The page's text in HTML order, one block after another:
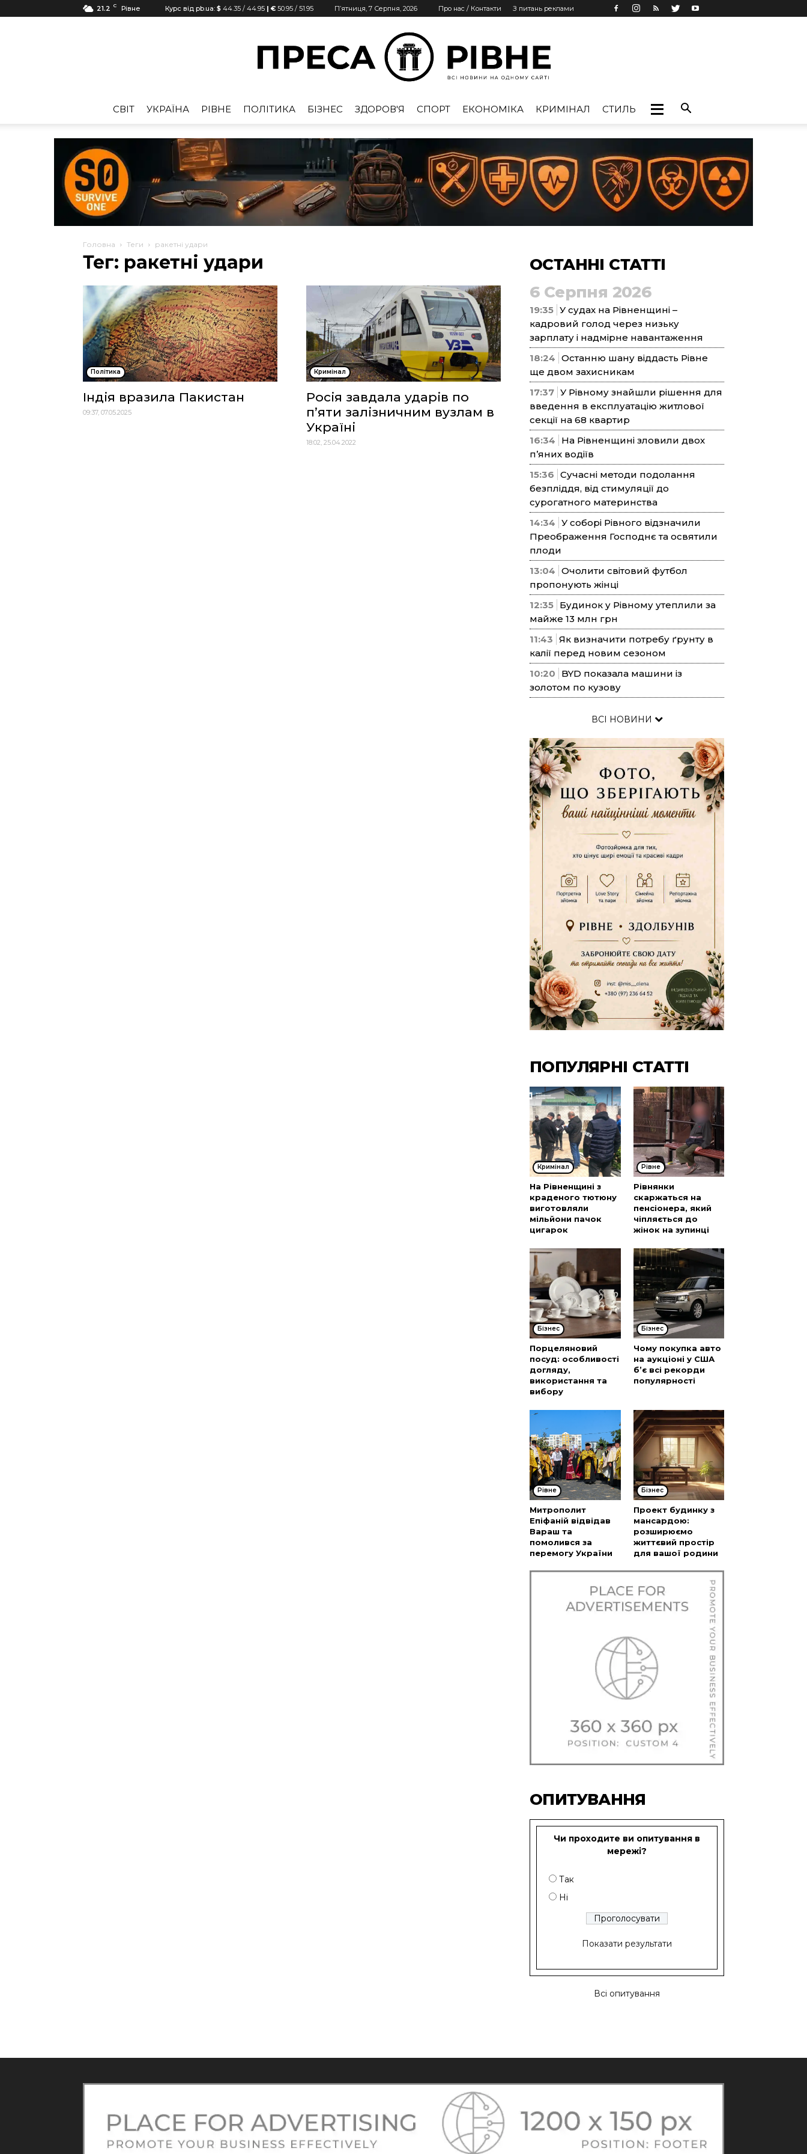
21.2 C Рівне Курс від pb.ua: $ 44.35 / 44.95 | € 50.95 / 51.95 П’ятниця, 7 Серпня, 2026 Про нас / Контакти З питань реклами
Рівне
CВІТ УКРАЇНА РІВНЕ ПОЛІТИКА БІЗНЕС ЗДОРОВ'Я СПОРТ ЕКОНОМІКА КРИМІНАЛ СТИЛЬ
Головна Теги ракетні удари
Тег: ракетні удари
Політика
Індія вразила Пакистан
09:37, 07.05.2025
Кримінал
Росія завдала ударів по
п’яти залізничним вузлам в
Україні
18:02, 25.04.2022
ОСТАННІ СТАТТІ
6 Серпня 2026
19:35 У судах на Рівненщині –
кадровий голод через низьку
зарплату і надмірне навантаження
18:24 Останню шану віддасть Рівне
ще двом захисникам
17:37 У Рівному знайшли рішення для
введення в експлуатацію житлової
секції на 68 квартир
16:34
На Рівненщині зловили двох
п’яних водіїв
15:36 Сучасні методи подолання
безпліддя, від стимуляції до
сурогатного материнства
14:34 У соборі Рівного відзначили
Преображення Господнє та освятили
плоди
13:04 Очолити світовий футбол
пропонують жінці
12:35 Будинок у Рівному утеплили за
майже 13 млн грн
11:43 Як визначити потребу ґрунту в
калії перед новим сезоном
10:20
BYD показала машини із
золотом по кузову
ВСІ НОВИНИ
ПОПУЛЯРНІ СТАТТІ
Кримінал
На Рівненщині з
краденого тютюну
виготовляли
мільйони пачок
цигарок
Рівне
Рівнянки
скаржаться на
пенсіонера, який
чіпляється до
жінок на зупинці
Бізнес
Порцеляновий
посуд: особливості
догляду,
використання та
вибору
Бізнес
Чому покупка авто
на аукціоні у США
б’є всі рекорди
популярності
Рівне
Митрополит
Епіфаній відвідав
Вараш та
помолився за
перемогу України
Бізнес
Проект будинку з
мансардою:
розширюємо
життєвий простір
для вашої родини
ОПИТУВАННЯ
Чи проходите ви опитування в
мережі?
Так
Ні
Показати результати
Всі опитування